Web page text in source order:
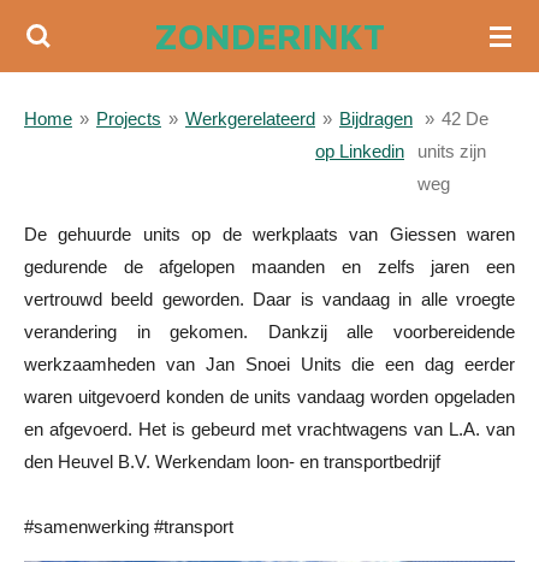
Ga
de
ZONDERINKT
Home » Projects » Werkgerelateerd » Bijdragen
op Linkedin
» 42 De
units zijn
weg
De gehuurde units op de werkplaats van Giessen waren
gedurende de afgelopen maanden en zelfs jaren een
vertrouwd beeld geworden. Daar is vandaag in alle vroegte
verandering in gekomen. Dankzij alle voorbereidende
werkzaamheden van Jan Snoei Units die een dag eerder
waren uitgevoerd konden de units vandaag worden opgeladen
en afgevoerd. Het is gebeurd met vrachtwagens van L.A. van
den Heuvel B.V. Werkendam loon- en transportbedrijf
#samenwerking #transport